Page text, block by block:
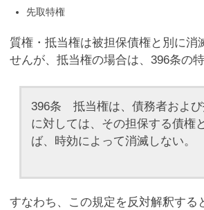
先取特権
質権・抵当権は被担保債権と別に消
せんが、抵当権の場合は、396条の
396条 抵当権は、債務者およ
に対しては、その担保する債権
ば、時効によって消滅しない。
すなわち、この規定を反対解釈する